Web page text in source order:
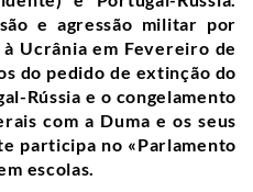
e agressão militar por
Ucrânia em Fevereiro de
do pedido de extinção do
Rússia e o congelamento
com a Duma e os seus
participa no «Parlamento
escolas.